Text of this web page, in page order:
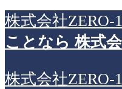
株式会社ZERO-1
ことなら 株式
株式会社ZERO-1